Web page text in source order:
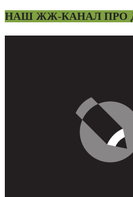
НАШ ЖЖ-КАНАЛ ПРО